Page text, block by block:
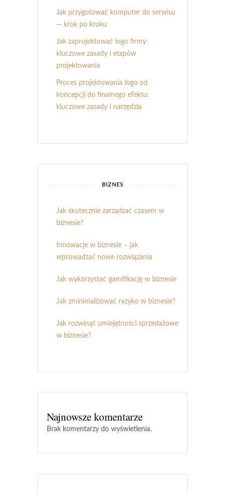
Jak przygotować komputer do serwisu
— krok po kroku
Jak zaprojektować logo firmy:
kluczowe zasady i etapów
projektowania
Proces projektowania logo od
koncepcji do finalnego efektu:
kluczowe zasady i narzędzia
BIZNES
Jak skutecznie zarządzać czasem w
biznesie?
Innowacje w biznesie – jak
wprowadzać nowe rozwiązania
Jak wykorzystać gamifikację w biznesie
Jak zminimalizować ryzyko w biznesie?
Jak rozwinąć umiejętności sprzedażowe
w biznesie?
Najnowsze komentarze
Brak komentarzy do wyświetlenia.